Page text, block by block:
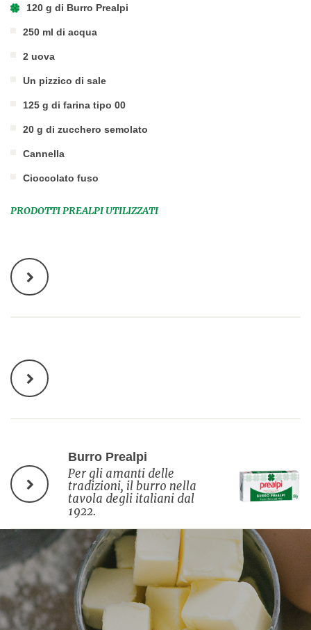
120 g di Burro Prealpi
250 ml di acqua
2 uova
Un pizzico di sale
125 g di farina tipo 00
20 g di zucchero semolato
Cannella
Cioccolato fuso
PRODOTTI PREALPI UTILIZZATI
Burro Prealpi
Per gli amanti delle
tradizioni, il burro nella
tavola degli italiani dal
1922.